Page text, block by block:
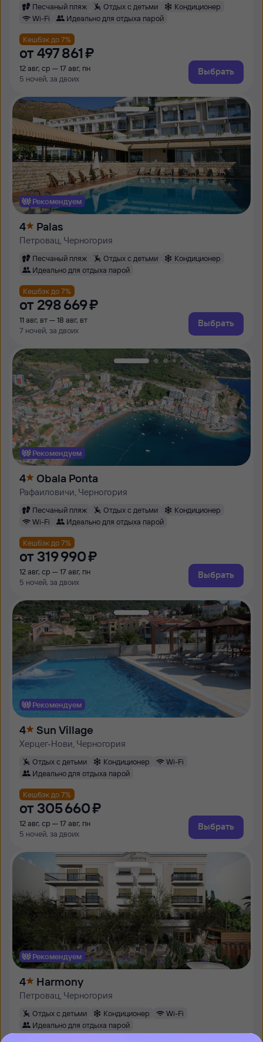
Песчаный пляж Отдых с детьми
Кондиционер
Wi-Fi
Идеально для отдыха парой
Кешбэк до 7%
от 497 ⁠861 ⁠₽
12 авг, ср — 17 авг, пн
5 ночей, за двоих
Выбрать
Рекомендуем
4 Palas
Петровац, Черногория
Песчаный пляж Отдых с детьми
Кондиционер
Идеально для отдыха парой
Кешбэк до 7%
от 298 ⁠669 ⁠₽
11 авг, вт — 18 авг, вт
7 ночей, за двоих
Выбрать
Рекомендуем
4 Obala Ponta
Рафаиловичи, Черногория
Песчаный пляж Отдых с детьми
Кондиционер
Wi-Fi
Идеально для отдыха парой
Кешбэк до 7%
от 319 ⁠990 ⁠₽
12 авг, ср — 17 авг, пн
5 ночей, за двоих
Выбрать
Рекомендуем
4 Sun Village
Херцег-Нови, Черногория
Отдых с детьми Кондиционер
Wi-Fi
Идеально для отдыха парой
Кешбэк до 7%
от 305 ⁠660 ⁠₽
12 авг, ср — 17 авг, пн
5 ночей, за двоих
Выбрать
Рекомендуем
4 Harmony
Петровац, Черногория
Отдых с детьми Кондиционер
Wi-Fi
Идеально для отдыха парой